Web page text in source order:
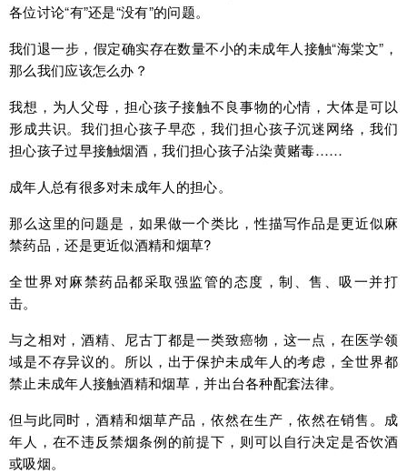
各位讨论“有”还是“没有”的问题。
我们退一步，假定确实存在数量不小的未成年人接触“海棠文”，
那么我们应该怎么办？
我想，为人父母，担心孩子接触不良事物的心情，大体是可以
形成共识。我们担心孩子早恋，我们担心孩子沉迷网络，我们
担心孩子过早接触烟酒，我们担心孩子沾染黄赌毒……
成年人总有很多对未成年人的担心。
那么这里的问题是，如果做一个类比，性描写作品是更近似麻
禁药品，还是更近似酒精和烟草?
全世界对麻禁药品都采取强监管的态度，制、售、吸一并打
击。
与之相对，酒精、尼古丁都是一类致癌物，这一点，在医学领
域是不存异议的。所以，出于保护未成年人的考虑，全世界都
禁止未成年人接触酒精和烟草，并出台各种配套法律。
但与此同时，酒精和烟草产品，依然在生产，依然在销售。成
年人，在不违反禁烟条例的前提下，则可以自行决定是否饮酒
或吸烟。